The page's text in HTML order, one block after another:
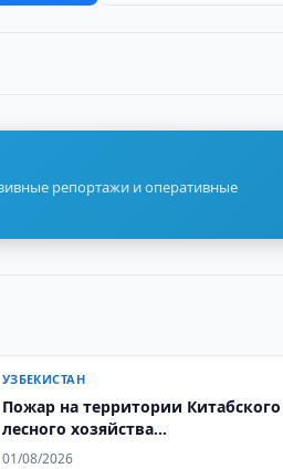
репортажи и оперативные
УЗБЕКИСТАН
Пожар на территории Китабского
лесного хозяйства
Кашкадарьинской области
01/08/2026